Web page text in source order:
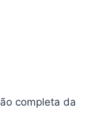
completa da